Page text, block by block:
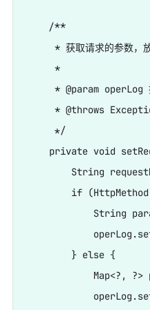
    /**
* 获取请求的参数，
     *
* @param operLog
* @throws
     */
private void
String
if
String
        } else {
Map<?, ?>